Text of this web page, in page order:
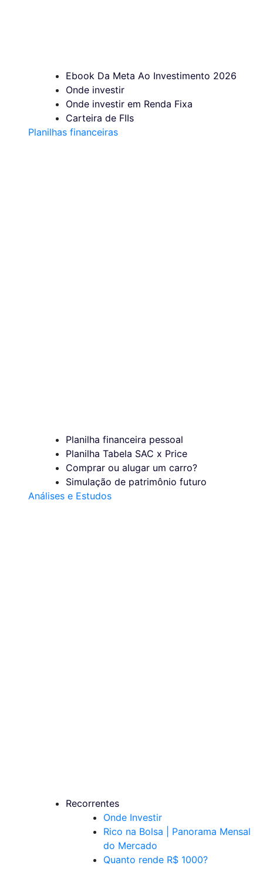
Ebook Da Meta Ao Investimento 2026
Onde investir
Onde investir em Renda Fixa
Carteira de FIIs
Planilhas financeiras
Planilha financeira pessoal
Planilha Tabela SAC x Price
Comprar ou alugar um carro?
Simulação de patrimônio futuro
Análises e Estudos
Recorrentes
Onde Investir
Rico na Bolsa | Panorama Mensal
do Mercado
Quanto rende R$ 1000?